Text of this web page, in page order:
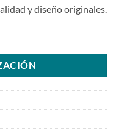
y diseño originales.